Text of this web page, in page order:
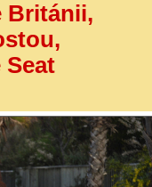
Británii,
Seat